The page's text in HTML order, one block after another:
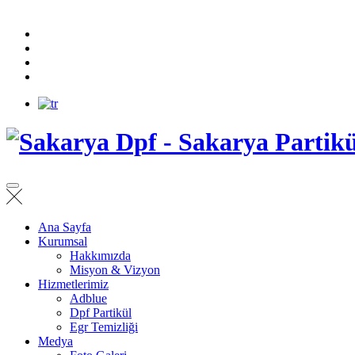
Ana Sayfa
Kurumsal
Hakkımızda
Misyon & Vizyon
Hizmetlerimiz
Adblue
Dpf Partikül
Egr Temizliği
Medya